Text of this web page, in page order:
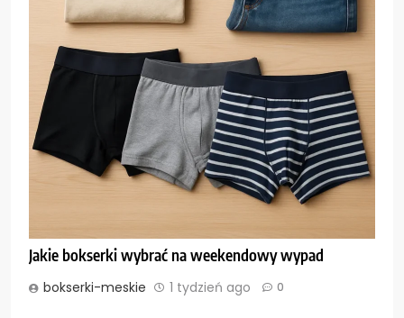
Jakie bokserki wybrać na weekendowy wypad
bokserki-meskie 1 tydzień ago 0